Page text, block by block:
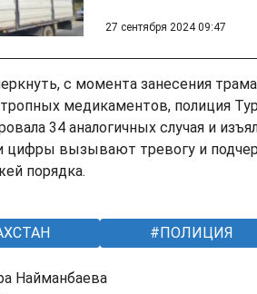
27 сентября 2024 09:47
с момента занесения
медикаментов, полиция
34 аналогичных случая и
цифры вызывают тревогу и
порядка.
ПОЛИЦИЯ
Найманбаева